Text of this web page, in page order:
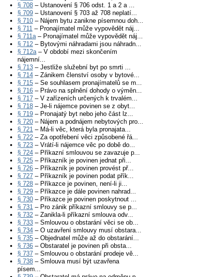
§ 708 – Ustanovení § 706 odst. 1 a 2 a ...
§ 709 – Ustanovení § 703 až 708 neplatí...
§ 710 – Nájem bytu zanikne písemnou doh...
§ 711 – Pronajímatel může vypovědět náj...
§ 711a– Pronajímatel může vypovědět náj...
§ 712 – Bytovými náhradami jsou náhradn...
§ 712a– V období mezi skončením
nájemní...
§ 713 – Jestliže služební byt po smrti ...
§ 714 – Zánikem členství osoby v bytové...
§ 715 – Se souhlasem pronajímatelů se m...
§ 716 – Právo na splnění dohody o výměn...
§ 717 – V zařízeních určených k trvalém...
§ 718 – Je-li nájemce povinen se z obyt...
§ 719 – Pronajatý byt nebo jeho část lz...
§ 720 – Nájem a podnájem nebytových pro...
§ 721 – Má-li věc, která byla pronajata...
§ 722 – Za opotřebení věci způsobené řá...
§ 723 – Vrátí-li nájemce věc po době do...
§ 724 – Příkazní smlouvou se zavazuje p...
§ 725 – Příkazník je povinen jednat při...
§ 726 – Příkazník je povinen provést př...
§ 727 – Příkazník je povinen podat přík...
§ 728 – Příkazce je povinen, není-li ji...
§ 729 – Příkazce je dále povinen nahrad...
§ 730 – Příkazce je povinen poskytnout ...
§ 731 – Pro zánik příkazní smlouvy se p...
§ 732 – Zanikla-li příkazní smlouva odv...
§ 733 – Smlouvou o obstarání věci se ob...
§ 734 – O uzavření smlouvy musí obstara...
§ 735 – Objednatel může až do obstarání...
§ 736 – Obstaratel je povinen při obsta...
§ 737 – Smlouvou o obstarání prodeje vě...
§ 738 – Smlouva musí být uzavřena
písem...